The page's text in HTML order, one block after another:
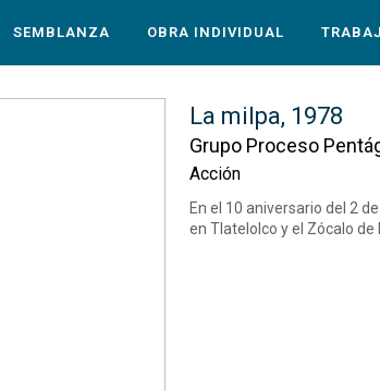
SEMBLANZA OBRA INDIVIDUAL
En el 10 aniversario del 2
en Tlatelolco y el Zócalo de
La milpa, 1978
Acción
Grupo Proceso